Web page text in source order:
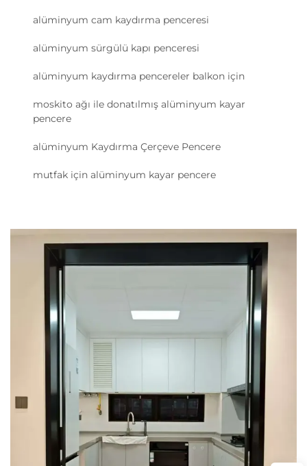
alüminyum cam kaydırma penceresi
alüminyum sürgülü kapı penceresi
alüminyum kaydırma pencereler balkon için
moskito ağı ile donatılmış alüminyum kayar
pencere
alüminyum Kaydırma Çerçeve Pencere
mutfak için alüminyum kayar pencere